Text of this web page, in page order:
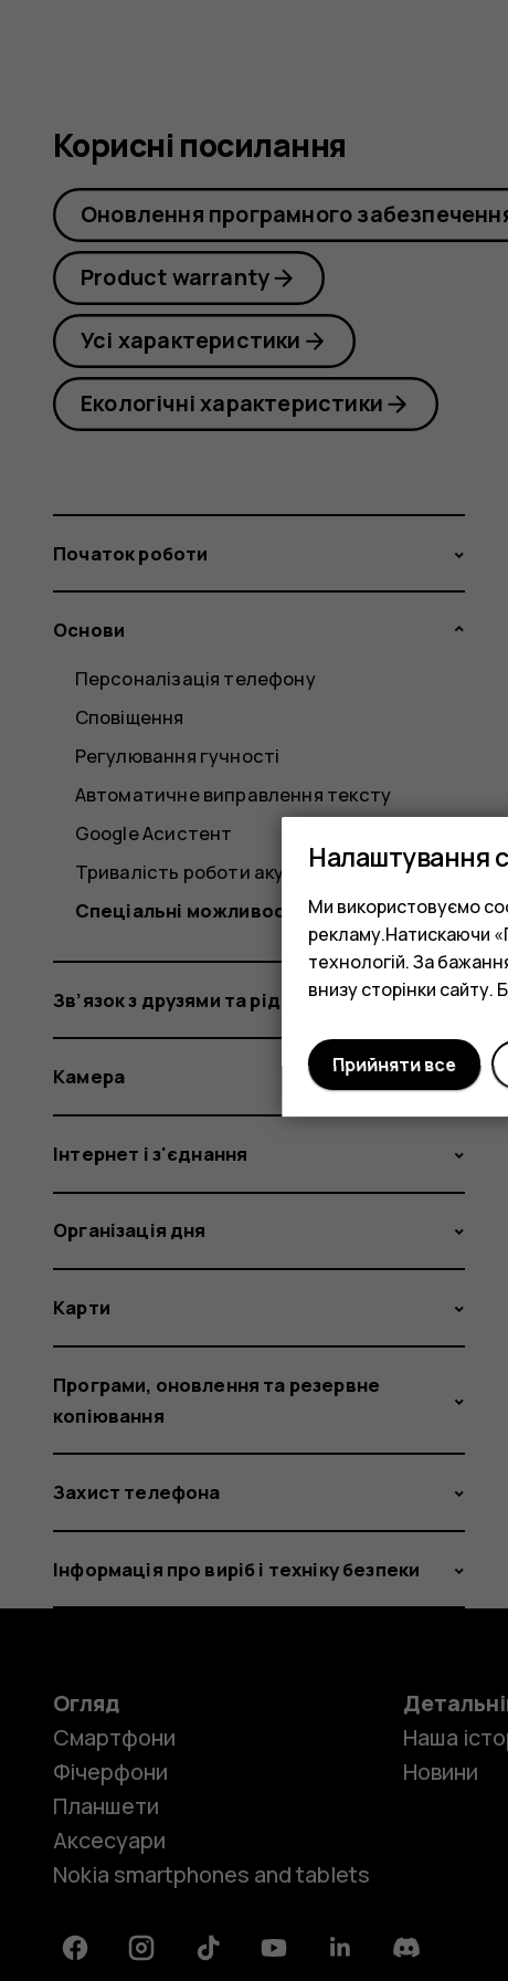
Корисні посилання
Оновлення програмного
Product warranty
Усі характеристики
Екологічні характеристики
Початок роботи
Основи
Персоналізація телефону
Сповіщення
Регулювання гучності
Автоматичне виправлення тексту
Google Асистент
Тривалість роботи акумулятора
Спеціальні можливості
Зв’язок з друзями та рідними
Камера
Інтернет і з'єднання
Організація дня
Карти
Програми, оновлення та резервне
копіювання
Захист телефона
Інформація про виріб і техніку безпеки
Огляд
Смартфони
Фічерфони
Планшети
Аксесуари
Nokia smartphones and tablets
Наша
Новини
FacebookInstagramTiktok YoutubeLinkedinDiscord
Налаштування
Ми використовуємо
рекламу.Натискаючи
технологій. За
внизу сторінки сайту.
Прийняти все